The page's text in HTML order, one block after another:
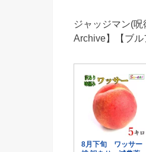
ジャッジマン(
Archive】【ブル